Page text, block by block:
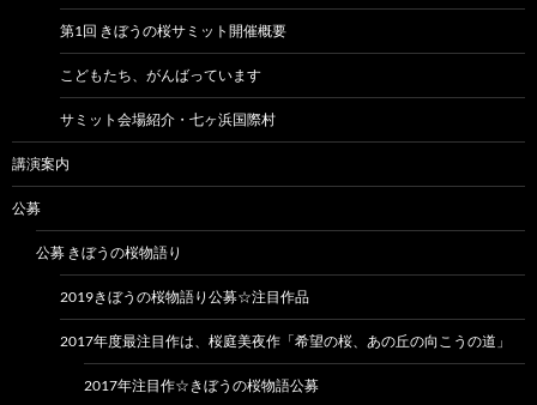
第1回 きぼうの桜サミット開催概要
こどもたち、がんばっています
サミット会場紹介・七ヶ浜国際村
講演案内
公募
公募 きぼうの桜物語り
2019きぼうの桜物語り公募☆注目作品
2017年度最注目作は、桜庭美夜作「希望の桜、あの丘の向こうの道」
2017年注目作☆きぼうの桜物語公募